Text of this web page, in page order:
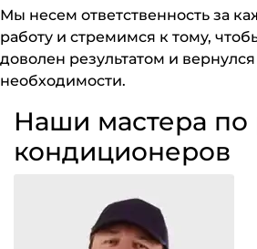
Мы несем ответственность за
работу и стремимся к тому,
доволен результатом и
необходимости.
Наши мастера по
кондиционеров